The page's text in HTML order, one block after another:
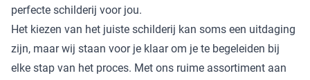
perfecte schilderij voor jou.
Het kiezen van het juiste schilderij kan soms een uitdaging
zijn, maar wij staan voor je klaar om je te begeleiden bij
elke stap van het proces. Met ons ruime assortiment aan